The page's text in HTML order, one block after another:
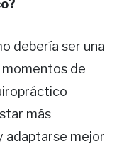
debería ser una
de
más
adaptarse mejor